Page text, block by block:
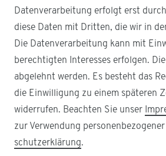
Datenverarbeitung erfolgt erst
diese Daten mit Dritten, die wir in
Die Datenverarbeitung kann mit
berechtigten Interesses erfolgen.
abgelehnt werden. Es besteht das
die Einwilligung zu einem späteren
widerrufen. Beachten Sie unser
zur Verwendung
schutz­erklärung.